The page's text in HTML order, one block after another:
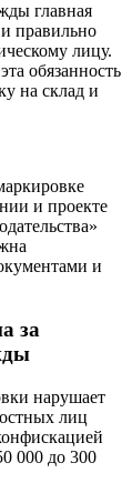
главная
правильно
лицу.
обязанность
на склад и
и проекте
и
за
нарушает
лиц
000 до 300